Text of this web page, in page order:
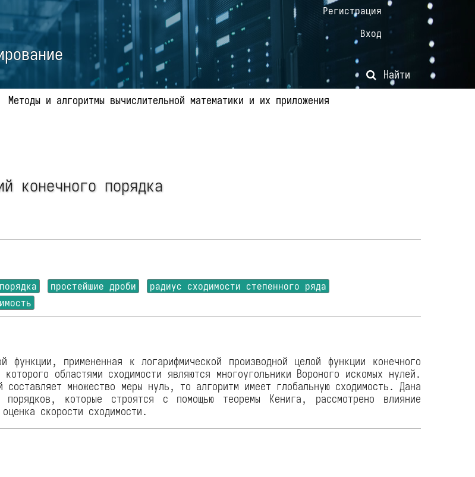
Найти
Регистрация
Вход
Методы и алгоритмы вычислительной математики и их приложения
конечного порядка
простейшие дроби
радиус сходимости степенного ряда
примененная к логарифмической производной целой функции конечного
областями сходимости являются многоугольники Вороного искомых нулей.
составляет множество меры нуль, то алгоритм имеет глобальную сходимость. Дана
которые строятся с помощью теоремы Кенига, рассмотрено влияние
скорости сходимости.